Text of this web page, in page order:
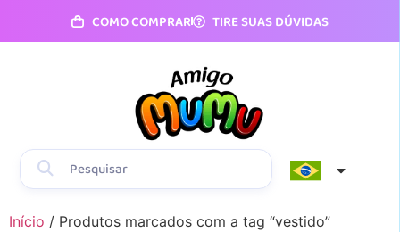
COMO COMPRAR TIRE SUAS DÚVIDAS
Início / Produtos marcados com a tag “vestido”